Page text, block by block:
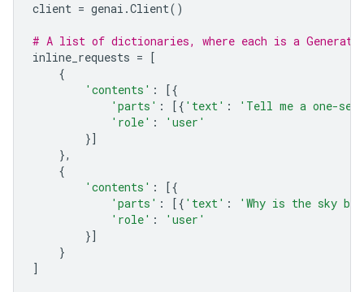
client = genai .Client()
# A list of dictionaries, where each is a
inline_requests = [
{
'contents' :
[{
'parts' : [{ 'text' :
'Tell me a one-
'role' :
'user'
}]
},
{
'contents' :
[{
'parts' : [{ 'text' :
'Why is the sky
'role' :
'user'
}]
}
]